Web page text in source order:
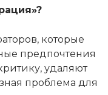
которые
предпочтения
удаляют
проблема для